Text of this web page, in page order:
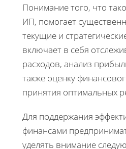
Понимание того, что
ИП, помогает
текущие и
включает в себя
расходов, анализ
также оценку
принятия оптимальных
Для поддержания
финансами
уделять внимание